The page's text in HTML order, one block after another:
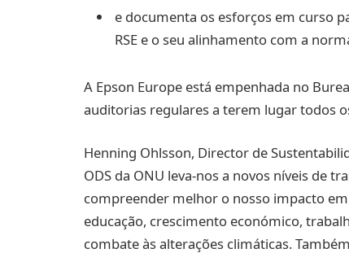
e documenta os esforços em curso
RSE e o seu alinhamento com a
A Epson Europe está empenhada no
auditorias regulares a terem lugar todos
Henning Ohlsson, Director de
ODS da ONU leva-nos a novos níveis de
compreender melhor o nosso impacto
educação, crescimento económico,
combate às alterações climáticas.